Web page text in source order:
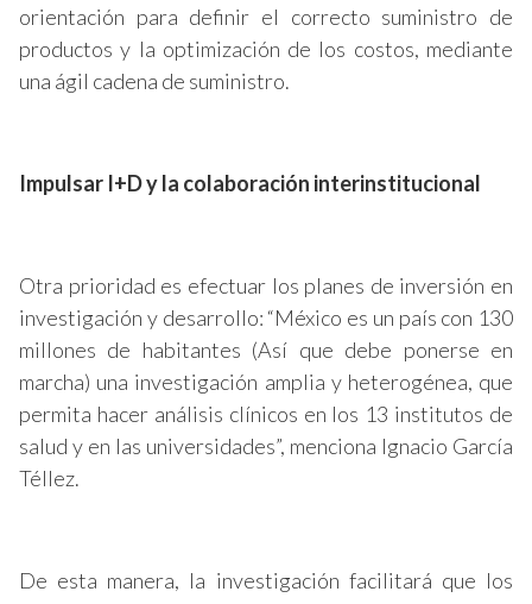
orientación para definir el correcto suministro de
productos y la optimización de los costos, mediante
una ágil cadena de suministro.
Impulsar I+D y la colaboración interinstitucional
Otra prioridad es efectuar los planes de inversión en
investigación y desarrollo: “México es un país con 130
millones de habitantes (Así que debe ponerse en
marcha) una investigación amplia y heterogénea, que
permita hacer análisis clínicos en los 13 institutos de
salud y en las universidades”, menciona Ignacio García
Téllez.
De esta manera, la investigación facilitará que los